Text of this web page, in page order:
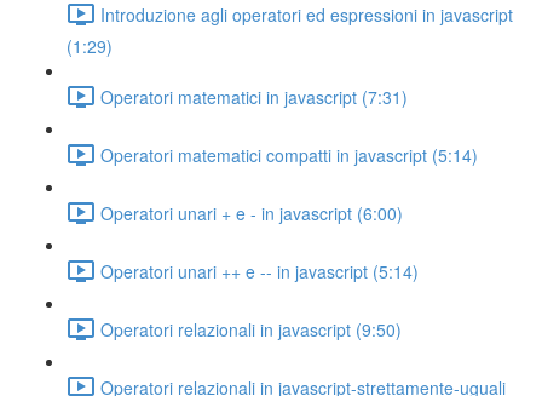
Introduzione agli operatori ed espressioni in javascript
(1:29)
Operatori matematici in javascript (7:31)
Operatori matematici compatti in javascript (5:14)
Operatori unari + e - in javascript (6:00)
Operatori unari ++ e -- in javascript (5:14)
Operatori relazionali in javascript (9:50)
Operatori relazionali in javascript-strettamente-uguali